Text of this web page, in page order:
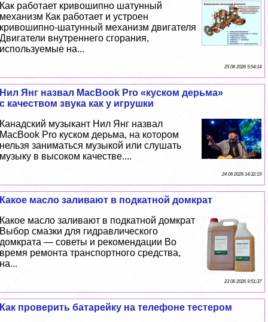
Как работает кривошипно шатунный
механизм Как работает и устроен
кривошипно-шатунный механизм двигателя
Двигатели внутреннего сгорания,
используемые на...
25 06 2026 5:54:14
Нил Янг назвал MacBook Pro «куском дерьма»
с качеством звука как у игрушки
Канадский музыкант Нил Янг назвал
MacBook Pro куском дерьма, на котором
нельзя заниматься музыкой или слушать
музыку в высоком качестве....
24 06 2026 14:32:19
Какое масло заливают в подкатной домкрат
Какое масло заливают в подкатной домкрат
Выбор смазки для гидравлического
домкрата — советы и рекомендации Во
время ремонта трaнcпортного средства,
на...
23 06 2026 9:51:37
Как проверить батарейку на телефоне тестером